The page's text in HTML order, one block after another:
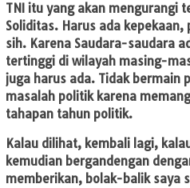
TNI itu yang akan mengurangi
Soliditas. Harus ada
sih. Karena Saudara-saudara
tertinggi di wilayah masing-
juga harus ada. Tidak bermain
masalah politik karena
tahapan tahun politik.
Kalau dilihat, kembali lagi,
kemudian bergandengan
memberikan, bolak-balik saya